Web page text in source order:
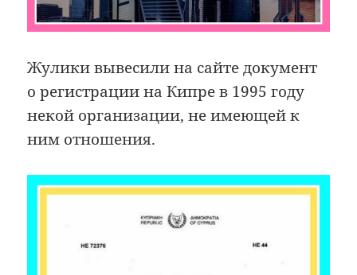
Жулики вывесили на сайте документ
о регистрации на Кипре в 1995 году
некой организации, не имеющей к
ним отношения.